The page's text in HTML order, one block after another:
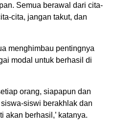
Semua berawal dari cita-
cita, jangan takut, dan
menghimbau pentingnya
modal untuk berhasil di
orang, siapapun dan
siswi berakhlak dan
akan berhasil,’ katanya.